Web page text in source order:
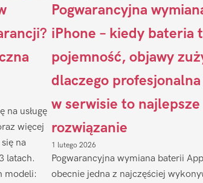
na usługę
więcej
na
latach.
modeli:
Pogwarancyjna
iPhone – kiedy bateria
pojemność, objawy
dlaczego
w serwisie to najlepsze
rozwiązanie
1 lutego 2026
Pogwarancyjna wymiana baterii
obecnie jedna z najczęściej